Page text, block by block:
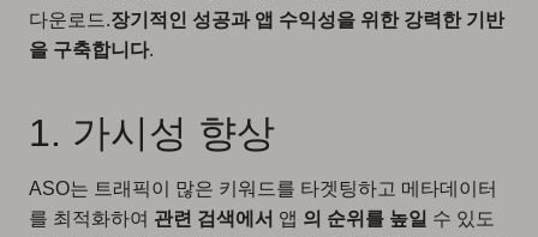
다운로드.장기적인 성공과 앱 수익성을 위한 강력한 기반
을 구축합니다.
1. 가시성 향상
ASO는 트래픽이 많은 키워드를 타겟팅하고 메타데이터
를 최적화하여 관련 검색에서 앱 의 순위를 높일 수 있도